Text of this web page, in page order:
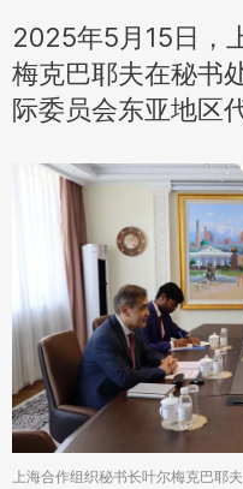
2025年5月15日，
梅克巴耶夫在秘书
际委员会东亚地区
上海合作组织秘书长叶尔梅克巴耶